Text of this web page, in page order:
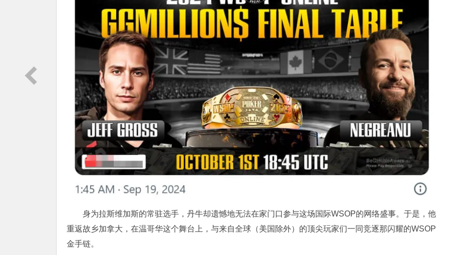
身为拉斯维加斯的常驻选手，丹牛却遗憾地无法在家门口参与这场国际WSOP的网络盛事。于是，他
重返故乡加拿大，在温哥华这个舞台上，与来自全球（美国除外）的顶尖玩家们一同竞逐那闪耀的WSOP
金手链。